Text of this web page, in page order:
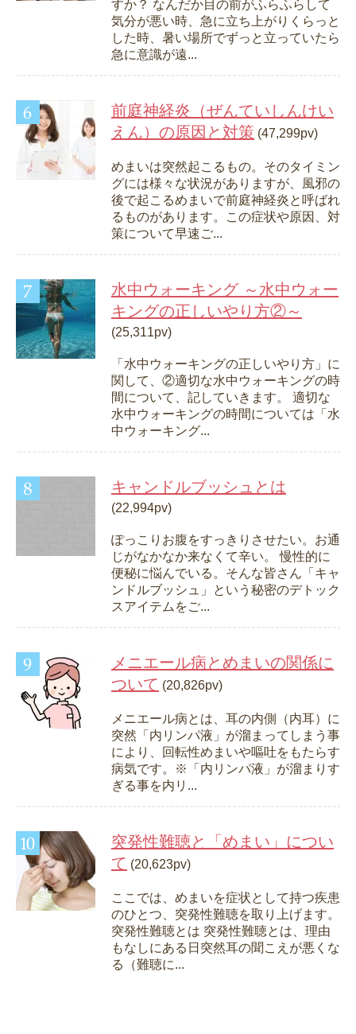
すか？ なんだか目の前がふらふらして
気分が悪い時、急に立ち上がりくらっと
した時、暑い場所でずっと立っていたら
急に意識が遠...
前庭神経炎（ぜんていしんけい
えん）の原因と対策 (47,299pv)
めまいは突然起こるもの。そのタイミン
グには様々な状況がありますが、風邪の
後で起こるめまいで前庭神経炎と呼ばれ
るものがあります。この症状や原因、対
策について早速ご...
水中ウォーキング ～水中ウォー
キングの正しいやり方②～
(25,311pv)
「水中ウォーキングの正しいやり方」に
関して、②適切な水中ウォーキングの時
間について、記していきます。 適切な
水中ウォーキングの時間については「水
中ウォーキング...
キャンドルブッシュとは
(22,994pv)
ぽっこりお腹をすっきりさせたい。お通
じがなかなか来なくて辛い。 慢性的に
便秘に悩んでいる。そんな皆さん「キャ
ンドルブッシュ」という秘密のデトック
スアイテムをご...
メニエール病とめまいの関係に
ついて (20,826pv)
メニエール病とは、耳の内側（内耳）に
突然「内リンパ液」が溜まってしまう事
により、回転性めまいや嘔吐をもたらす
病気です。※「内リンパ液」が溜まりす
ぎる事を内リ...
突発性難聴と「めまい」につい
て (20,623pv)
ここでは、めまいを症状として持つ疾患
のひとつ、突発性難聴を取り上げます。
突発性難聴とは 突発性難聴とは、理由
もなしにある日突然耳の聞こえが悪くな
る（難聴に...